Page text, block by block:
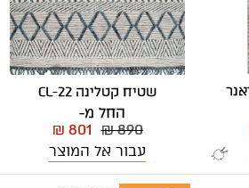
שטיח קטלינה CL-22
החל מ-
₪ 890
₪ 801
עבור אל המוצר